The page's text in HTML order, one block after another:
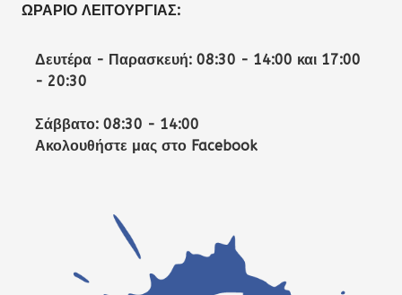
ΩΡΆΡΙΟ ΛΕΙΤΟΥΡΓΊΑΣ:
Δευτέρα - Παρασκευή: 08:30 - 14:00 και 17:00
- 20:30
Σάββατο: 08:30 - 14:00
Ακολουθήστε μας στο Facebook